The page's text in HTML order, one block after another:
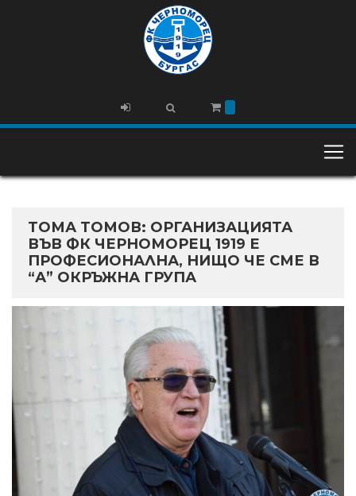
ТОМА ТОМОВ: ОРГАНИЗАЦИЯТА
ВЪВ ФК ЧЕРНОМОРЕЦ 1919 Е
ПРОФЕСИОНАЛНА, НИЩО ЧЕ СМЕ В
“А” ОКРЪЖНА ГРУПА